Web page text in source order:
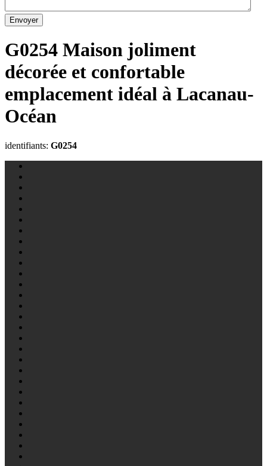
Envoyer
G0254 Maison joliment
décorée et confortable
emplacement idéal à Lacanau-
Océan
identifiants: G0254